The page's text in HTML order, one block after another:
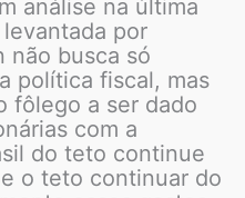
análise na última
por
não busca só
política fiscal, mas
fôlego a ser dado
com a
do teto continue
o teto continuar do